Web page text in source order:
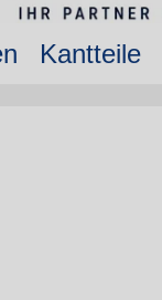
Kantteile